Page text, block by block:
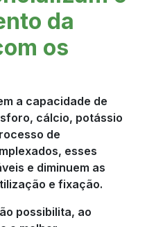
da
os
a capacidade de
cálcio, potássio
de
esses
e diminuem as
e fixação.
possibilita, ao